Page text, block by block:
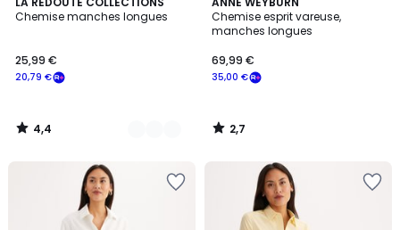
Chemise manches longues
20,79 €
25,99 €
/ 5
4
Couleurs
4,4
/
Chemise esprit vareuse,
manches longues
35,00 €
69,99 €
/ 5
2,7
/